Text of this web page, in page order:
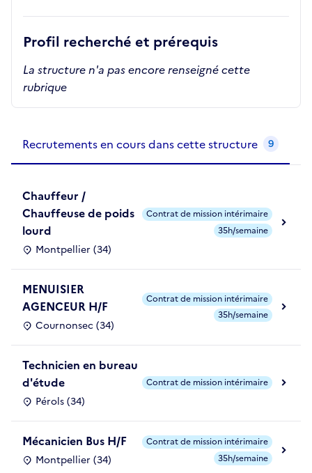
Profil recherché et prérequis
La structure n'a pas encore renseigné cette
rubrique
Recrutements en cours dans cette structure 9
Chauffeur /
Chauffeuse de poids
lourd
Montpellier (34)
Contrat de mission intérimaire
35h/semaine
MENUISIER
AGENCEUR H/F
Cournonsec (34)
Contrat de mission intérimaire
35h/semaine
Technicien en bureau
d'étude
Pérols (34)
Contrat de mission intérimaire
Mécanicien Bus H/F
Montpellier (34)
Contrat de mission intérimaire
35h/semaine